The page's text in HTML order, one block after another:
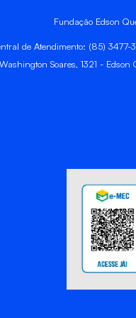
Fundação Edson
de Atendimento: (85)
Soares, 1321 -